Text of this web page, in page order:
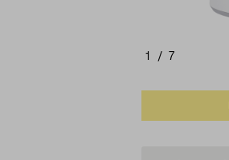
1 / 7